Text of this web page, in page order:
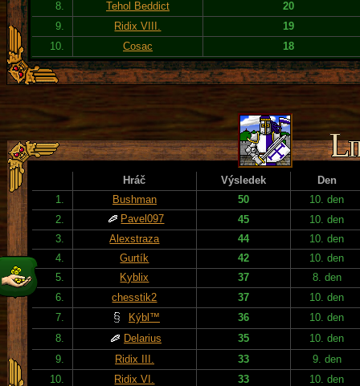
8.
Tehol Beddict
20
9.
Ridix VIII.
19
10.
Cosac 18
Hráč Výsledek
Den
1.
Bushman 50
10. den
2.
Pavel097 45
10. den
3.
Alexstraza 44
10. den
4.
Gurtík 42
10. den
5.
Kyblix 37
8. den
6.
chesstik2 37
10. den
7.
Kýbl™ 36
10. den
8.
Delarius 35
10. den
9.
Ridix III. 33
9. den
10.
Ridix VI. 33 10. den